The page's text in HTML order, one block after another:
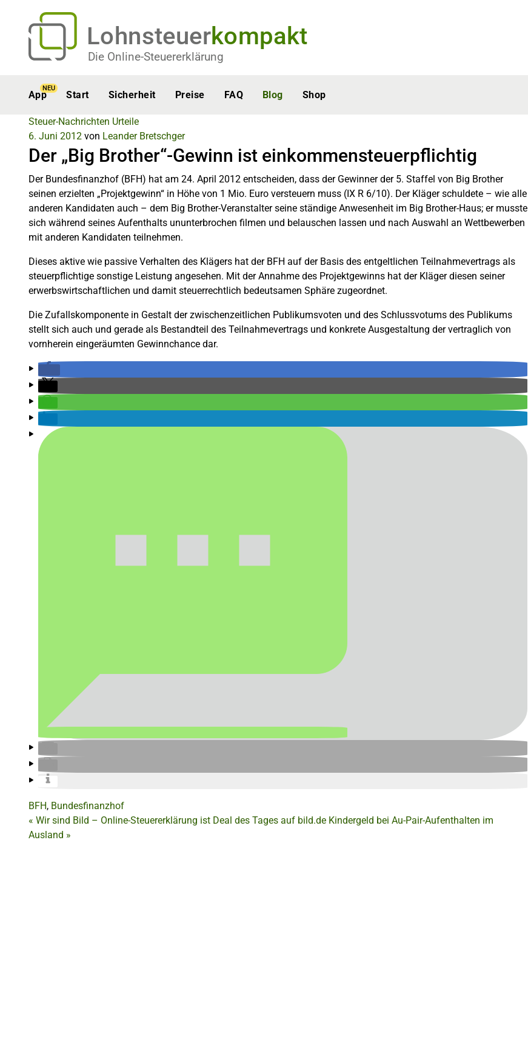
Lohnsteuerkompakt
Die Online-Steuererklärung
App
NEU
Start Sicherheit Preise FAQ Blog Shop
Steuer-Nachrichten Urteile
6. Juni 2012 von Leander Bretschger
Der „Big Brother“-Gewinn ist einkommensteuerpflichtig
Der Bundesfinanzhof (BFH) hat am 24. April 2012 entscheiden, dass der Gewinner der 5. Staffel von Big Brother
seinen erzielten „Projektgewinn“ in Höhe von 1 Mio. Euro versteuern muss (IX R 6/10). Der Kläger schuldete – wie alle
anderen Kandidaten auch – dem Big Brother-Veranstalter seine ständige Anwesenheit im Big Brother-Haus; er musste
sich während seines Aufenthalts ununterbrochen filmen und belauschen lassen und nach Auswahl an Wettbewerben
mit anderen Kandidaten teilnehmen.
Dieses aktive wie passive Verhalten des Klägers hat der BFH auf der Basis des entgeltlichen Teilnahmevertrags als
steuerpflichtige sonstige Leistung angesehen. Mit der Annahme des Projektgewinns hat der Kläger diesen seiner
erwerbswirtschaftlichen und damit steuerrechtlich bedeutsamen Sphäre zugeordnet.
Die Zufallskomponente in Gestalt der zwischenzeitlichen Publikumsvoten und des Schlussvotums des Publikums
stellt sich auch und gerade als Bestandteil des Teilnahmevertrags und konkrete Ausgestaltung der vertraglich von
vornherein eingeräumten Gewinnchance dar.
BFH, Bundesfinanzhof
« Wir sind Bild – Online-Steuererklärung ist Deal des Tages auf bild.de Kindergeld bei Au-Pair-Aufenthalten im
Ausland »